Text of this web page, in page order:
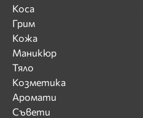
Коса
Грим
Кожа
Маникюр
Тяло
Козметика
Аромати
Съвети